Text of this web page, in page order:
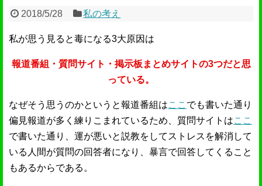
2018/5/28 私の考え
私が思う見ると毒になる3大原因は
報道番組・質問サイト・掲示板まとめサイトの3つだと思
っている。
なぜそう思うのかというと報道番組はここ でも書いた通り
偏見報道が多く練りこまれているため、質問サイトはここ
で書いた通り、運が悪いと説教をしてストレスを解消して
いる人間が質問の回答者になり、暴言で回答してくること
もあるからである。